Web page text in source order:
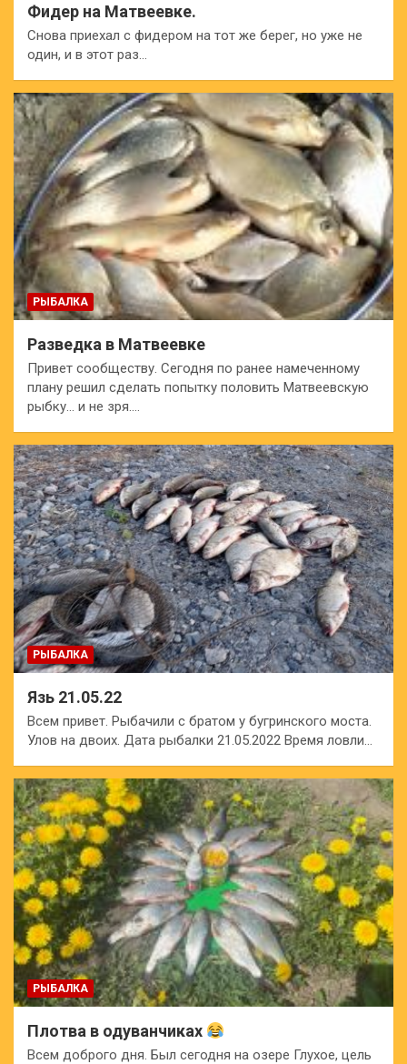
Фидер на Матвеевке.
Снова приехал с фидером на тот же берег, но уже не
один, и в этот раз…
РЫБАЛКА
Разведка в Матвеевке
Привет сообществу. Сегодня по ранее намеченному
плану решил сделать попытку половить Матвеевскую
рыбку… и не зря.…
РЫБАЛКА
Язь 21.05.22
Всем привет. Рыбачили с братом у бугринского моста.
Улов на двоих. Дата рыбалки 21.05.2022 Время ловли…
РЫБАЛКА
Плотва в одуванчиках
Всем доброго дня. Был сегодня на озере Глухое, цель